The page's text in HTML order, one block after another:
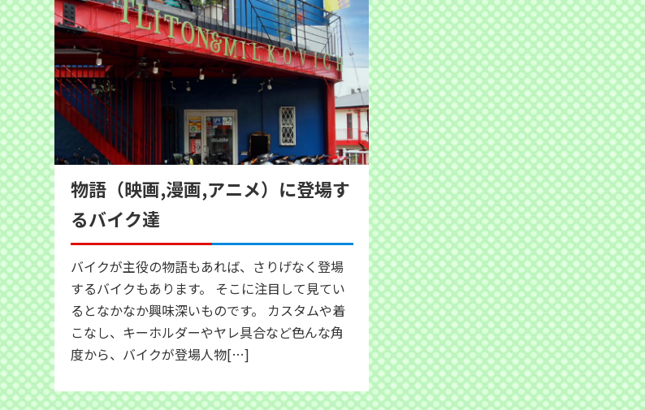
物語（映画,漫画,アニメ）に登場す
るバイク達
バイクが主役の物語もあれば、さりげなく登場
するバイクもあります。 そこに注目して見てい
るとなかなか興味深いものです。 カスタムや着
こなし、キーホルダーやヤレ具合など色んな角
度から、バイクが登場人物[…]